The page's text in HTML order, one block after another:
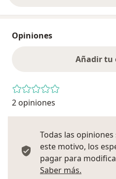
Opiniones
Añadir tu
2 opiniones
Todas las
este motivo, los
pagar para
Saber más.